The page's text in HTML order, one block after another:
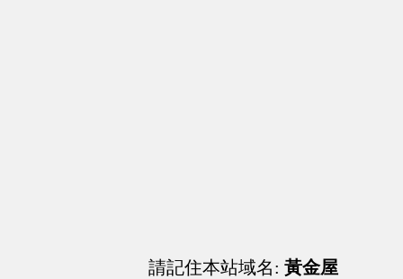
請記住本站域名: 黃金屋